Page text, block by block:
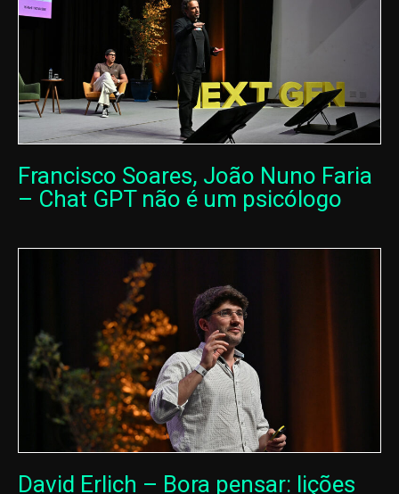
Francisco Soares, João Nuno Faria
– Chat GPT não é um psicólogo
David Erlich – Bora pensar: lições